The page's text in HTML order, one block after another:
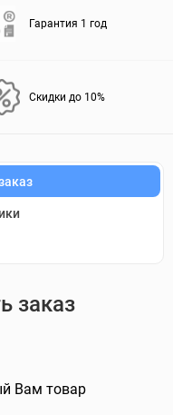
Гарантия 1 год
Скидки до 10%
заказ
Вам товар